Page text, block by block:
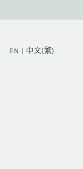
EN 中文(繁)